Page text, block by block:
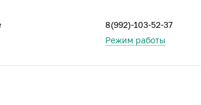
8(992)-103-52-37
Режим работы